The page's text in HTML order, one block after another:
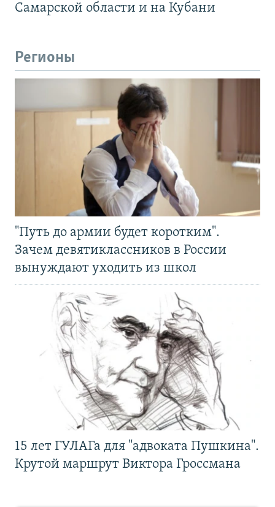
Самарской области и на Кубани
Регионы
"Путь до армии будет коротким".
Зачем девятиклассников в России
вынуждают уходить из школ
15 лет ГУЛАГа для "адвоката Пушкина".
Крутой маршрут Виктора Гроссмана